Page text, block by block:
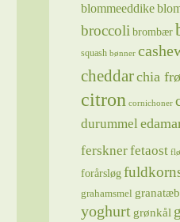
blommeeddike
broccoli brombær
squash bønner
cheddarchia frø
citron cornichoner
durummel
fersknerfetaost
forårsløg
grahamsmel
yoghurt grønkål